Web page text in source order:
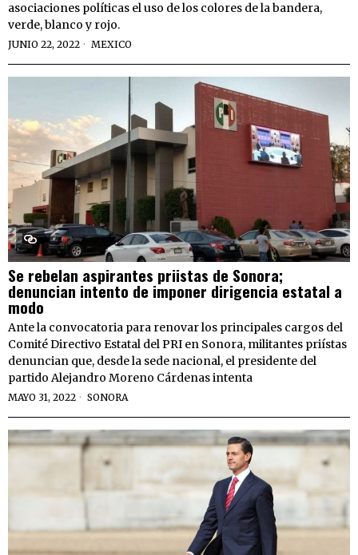
asociaciones políticas el uso de los colores de la bandera,
verde, blanco y rojo.
JUNIO 22, 2022 MEXICO
Se rebelan aspirantes priistas de Sonora;
denuncian intento de imponer dirigencia estatal a
modo
Ante la convocatoria para renovar los principales cargos del
Comité Directivo Estatal del PRI en Sonora, militantes priístas
denuncian que, desde la sede nacional, el presidente del
partido Alejandro Moreno Cárdenas intenta
MAYO 31, 2022 SONORA